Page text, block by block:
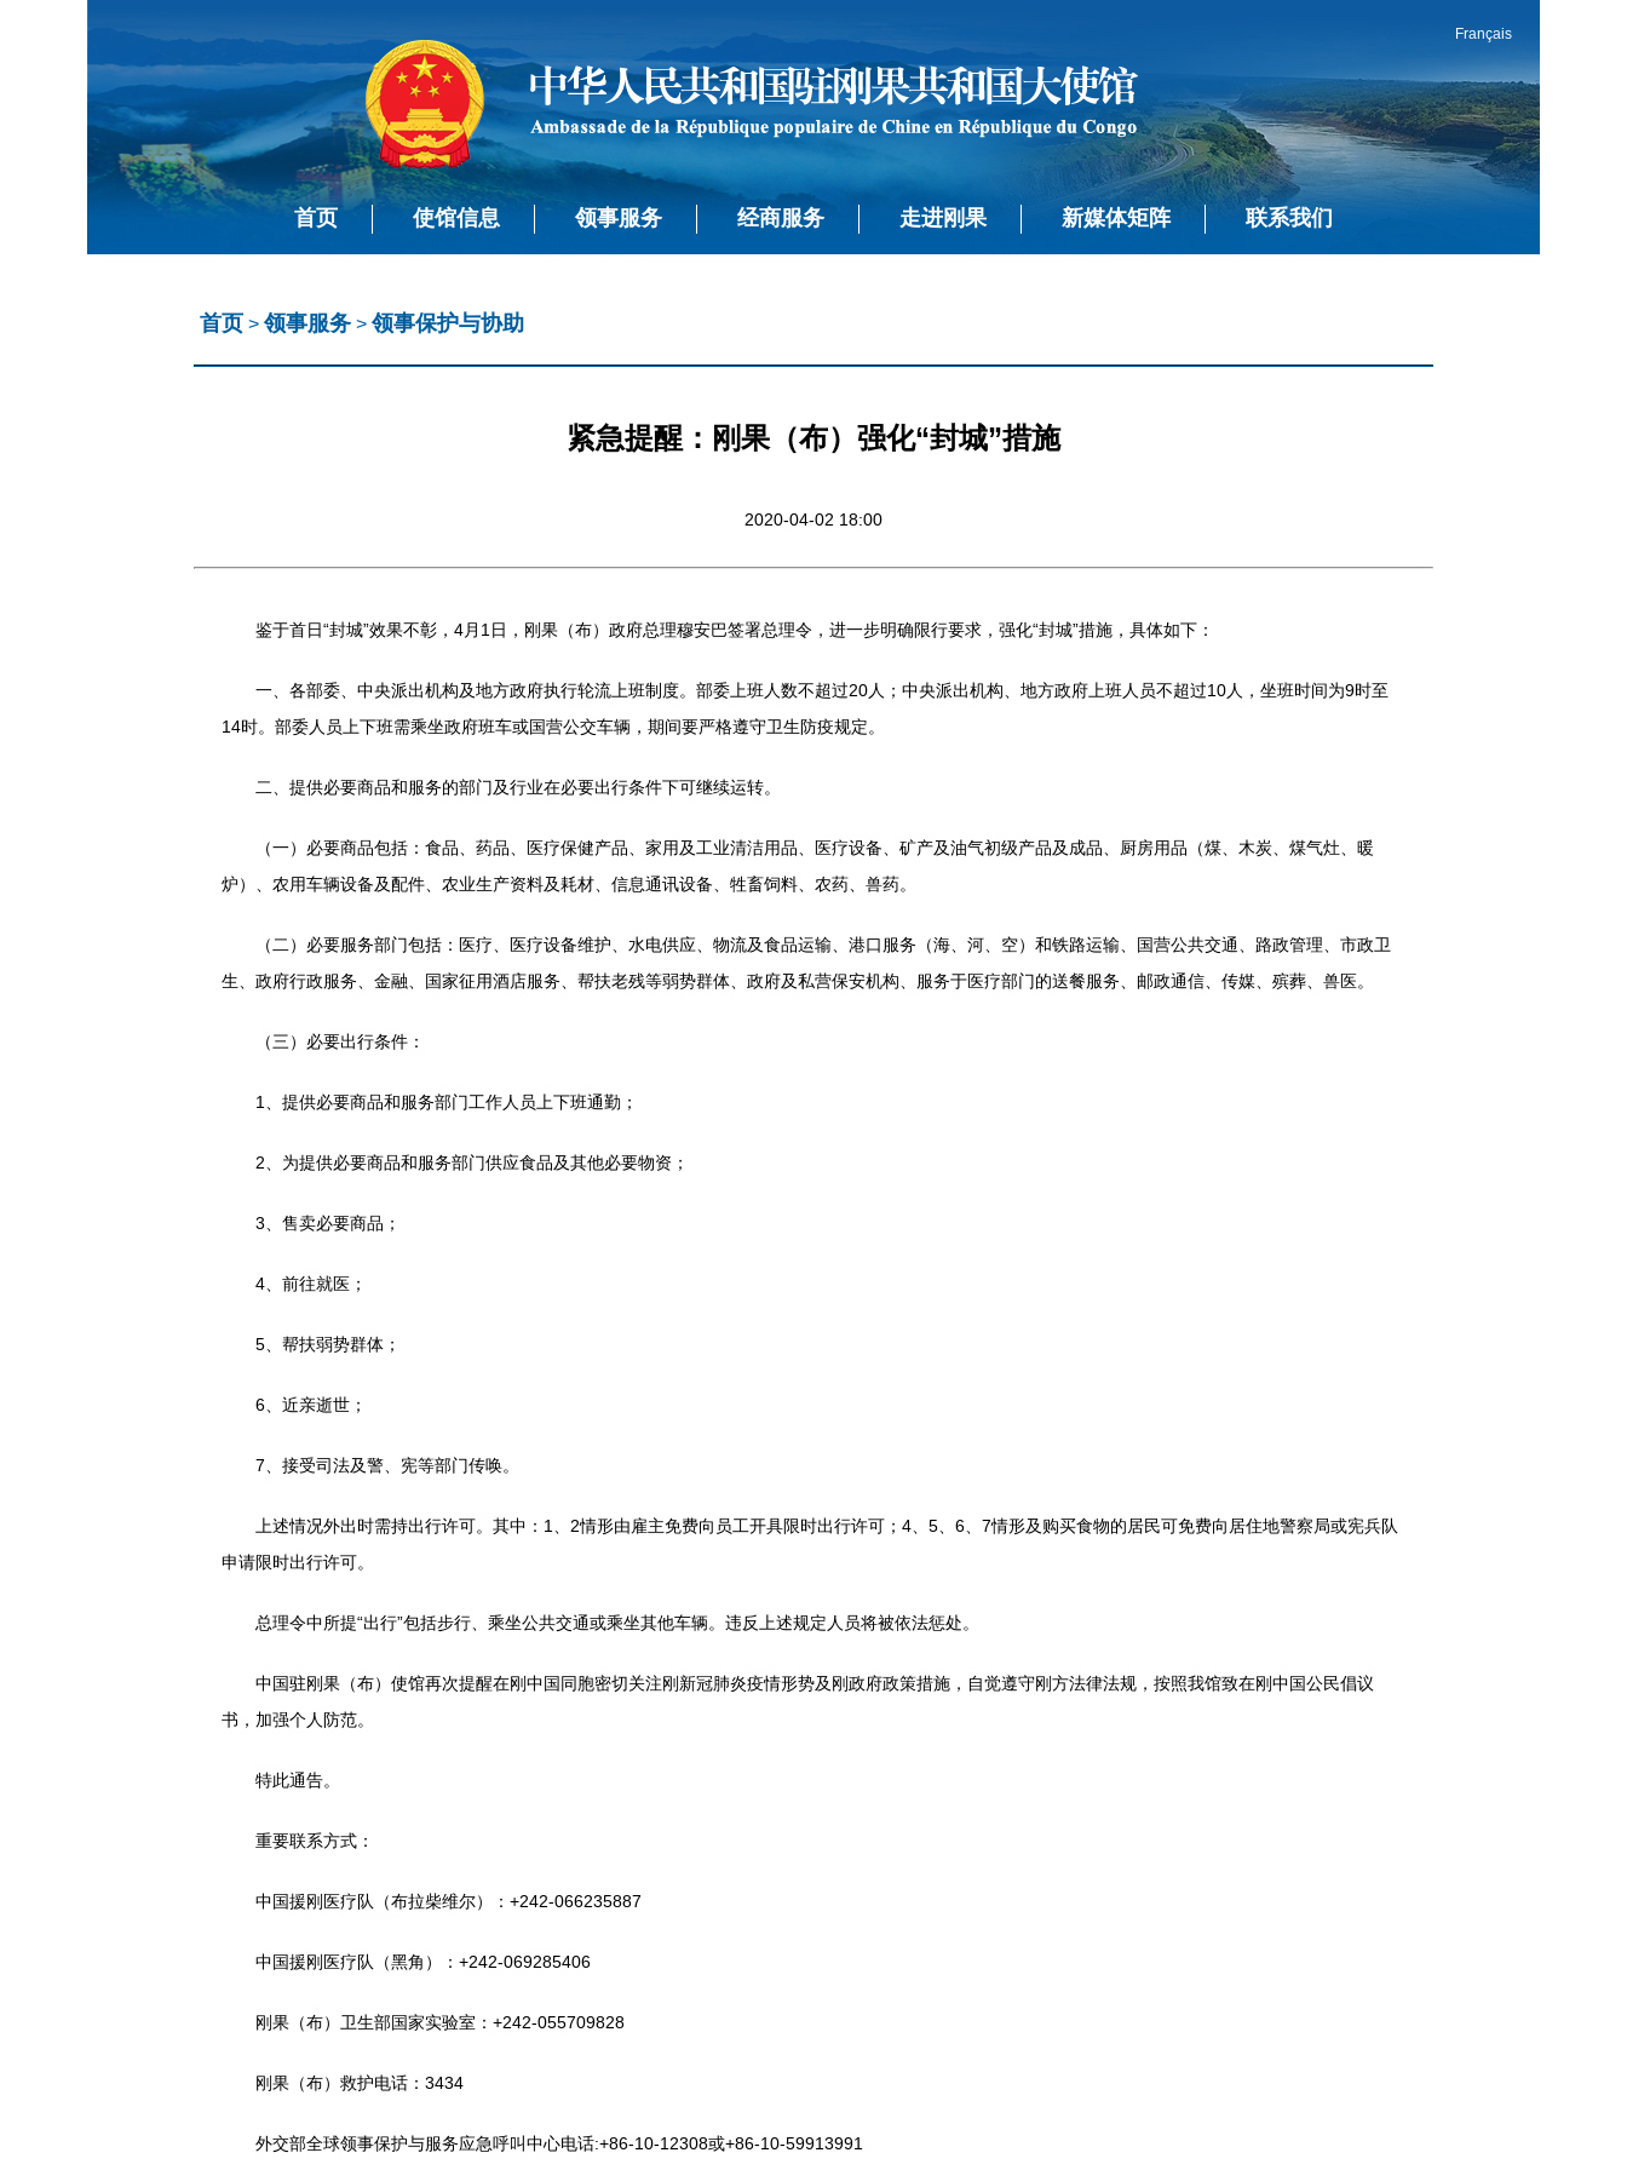
Français
首页 使馆信息 领事服务 经商服务 走进刚果 新媒体矩阵 联系我们
首页 >领事服务 >领事保护与协助
紧急提醒：刚果（布）强化“封城”措施
2020-04-02 18:00
鉴于首日“封城”效果不彰，4月1日，刚果（布）政府总理穆安巴签署总理令，进一步明确限行要求，强化“封城”措施，具体如下：
一、各部委、中央派出机构及地方政府执行轮流上班制度。部委上班人数不超过20人；中央派出机构、地方政府上班人员不超过10人，坐班时间为9时至
14时。部委人员上下班需乘坐政府班车或国营公交车辆，期间要严格遵守卫生防疫规定。
二、提供必要商品和服务的部门及行业在必要出行条件下可继续运转。
（一）必要商品包括：食品、药品、医疗保健产品、家用及工业清洁用品、医疗设备、矿产及油气初级产品及成品、厨房用品（煤、木炭、煤气灶、暖
炉）、农用车辆设备及配件、农业生产资料及耗材、信息通讯设备、牲畜饲料、农药、兽药。
（二）必要服务部门包括：医疗、医疗设备维护、水电供应、物流及食品运输、港口服务（海、河、空）和铁路运输、国营公共交通、路政管理、市政卫
生、政府行政服务、金融、国家征用酒店服务、帮扶老残等弱势群体、政府及私营保安机构、服务于医疗部门的送餐服务、邮政通信、传媒、殡葬、兽医。
（三）必要出行条件：
1、提供必要商品和服务部门工作人员上下班通勤；
2、为提供必要商品和服务部门供应食品及其他必要物资；
3、售卖必要商品；
4、前往就医；
5、帮扶弱势群体；
6、近亲逝世；
7、接受司法及警、宪等部门传唤。
上述情况外出时需持出行许可。其中：1、2情形由雇主免费向员工开具限时出行许可；4、5、6、7情形及购买食物的居民可免费向居住地警察局或宪兵队
申请限时出行许可。
总理令中所提“出行”包括步行、乘坐公共交通或乘坐其他车辆。违反上述规定人员将被依法惩处。
中国驻刚果（布）使馆再次提醒在刚中国同胞密切关注刚新冠肺炎疫情形势及刚政府政策措施，自觉遵守刚方法律法规，按照我馆致在刚中国公民倡议
书，加强个人防范。
特此通告。
重要联系方式：
中国援刚医疗队（布拉柴维尔）：+242-066235887
中国援刚医疗队（黑角）：+242-069285406
刚果（布）卫生部国家实验室：+242-055709828
刚果（布）救护电话：3434
外交部全球领事保护与服务应急呼叫中心电话:+86-10-12308或+86-10-59913991